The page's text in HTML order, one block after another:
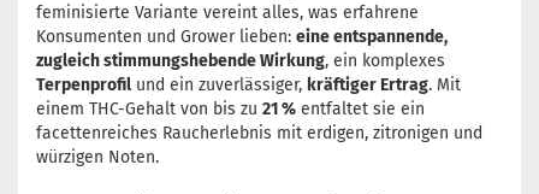
feminisierte Variante vereint alles, was erfahrene
Konsumenten und Grower lieben: eine entspannende,
zugleich stimmungshebende Wirkung, ein komplexes
Terpenprofil und ein zuverlässiger, kräftiger Ertrag. Mit
einem THC-Gehalt von bis zu 21 % entfaltet sie ein
facettenreiches Raucherlebnis mit erdigen, zitronigen und
würzigen Noten.